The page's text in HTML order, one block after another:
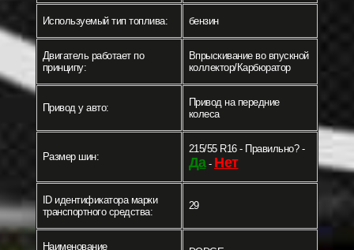
Используемый тип топлива: бензин
Двигатель работает по
принципу:
Впрыскивание во впускной
коллектор/Карбюратор
Привод у авто:
Привод на передние
колеса
Размер шин:
215/55 R16 - Правильно? -
Да- Нет
ID идентификатора марки
транспортного средства:
29
Наименование